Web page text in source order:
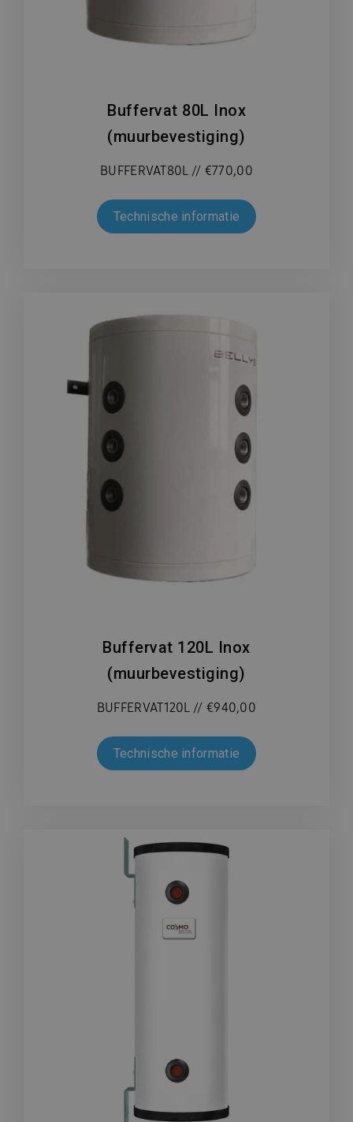
Buffervat 80L Inox
(muurbevestiging)
BUFFERVAT80L // €770,00
Technische informatie
Buffervat 120L Inox
(muurbevestiging)
BUFFERVAT120L // €940,00
Technische informatie